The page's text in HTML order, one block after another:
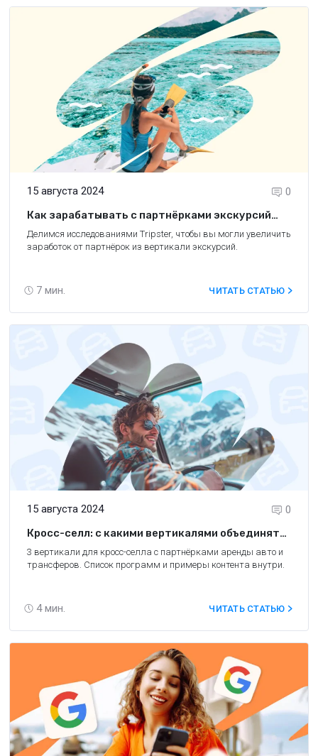
15 августа 2024
7 мин.
0
Как зарабатывать с партнёрками экскурсий
этим летом. Инсайды от Tripster
Делимся исследованиями Tripster, чтобы вы могли увеличить
заработок от партнёрок из вертикали экскурсий.
ЧИТАТЬ СТАТЬЮ
15 августа 2024
4 мин.
0
Кросс-селл: с какими вертикалями объединять
партнёрки аренды авто и трансферов?
3 вертикали для кросс-селла с партнёрками аренды авто и
трансферов. Список программ и примеры контента внутри.
ЧИТАТЬ СТАТЬЮ